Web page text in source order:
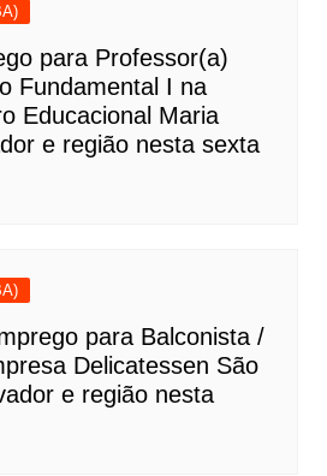
para Professor(a)
Fundamental I na
Educacional Maria
e região nesta sexta
para Balconista /
Delicatessen São
e região nesta